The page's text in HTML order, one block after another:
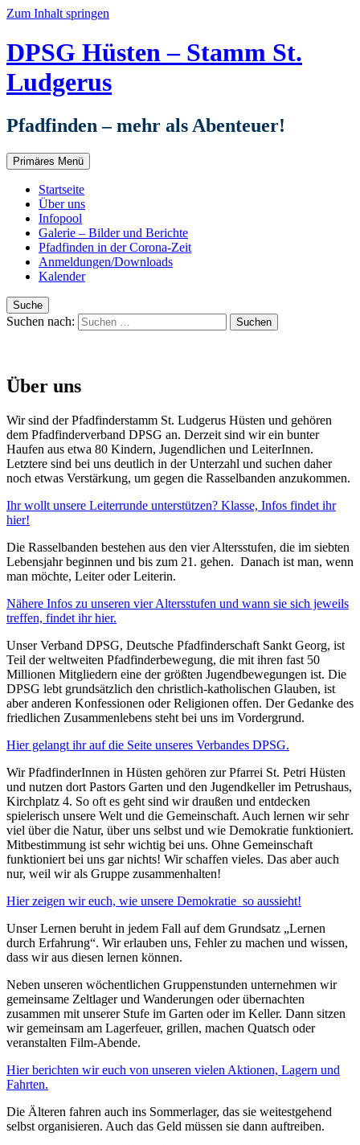
Zum Inhalt springen
DPSG Hüsten – Stamm St.
Ludgerus
Pfadfinden – mehr als Abenteuer!
Primäres Menü
Startseite
Über uns
Infopool
Galerie – Bilder und Berichte
Pfadfinden in der Corona-Zeit
Anmeldungen/Downloads
Kalender
Suche
Suchen nach:
Über uns
Wir sind der Pfadfinderstamm St. Ludgerus Hüsten und gehören
dem Pfadfinderverband DPSG an. Derzeit sind wir ein bunter
Haufen aus etwa 80 Kindern, Jugendlichen und LeiterInnen.
Letztere sind bei uns deutlich in der Unterzahl und suchen daher
noch etwas Verstärkung, um gegen die Rasselbanden anzukommen.
Ihr wollt unsere Leiterrunde unterstützen? Klasse, Infos findet ihr
hier!
Die Rasselbanden bestehen aus den vier Altersstufen, die im siebten
Lebensjahr beginnen und bis zum 21. gehen. Danach ist man, wenn
man möchte, Leiter oder Leiterin.
Nähere Infos zu unseren vier Altersstufen und wann sie sich jeweils
treffen, findet ihr hier.
Unser Verband DPSG, Deutsche Pfadfinderschaft Sankt Georg, ist
Teil der weltweiten Pfadfinderbewegung, die mit ihren fast 50
Millionen Mitgliedern eine der größten Jugendbewegungen ist. Die
DPSG lebt grundsätzlich den christlich-katholischen Glauben, ist
aber anderen Konfessionen oder Religionen offen. Der Gedanke des
friedlichen Zusammenlebens steht bei uns im Vordergrund.
Hier gelangt ihr auf die Seite unseres Verbandes DPSG.
Wir PfadfinderInnen in Hüsten gehören zur Pfarrei St. Petri Hüsten
und nutzen dort Pastors Garten und den Jugendkeller im Petrushaus,
Kirchplatz 4. So oft es geht sind wir draußen und entdecken
spielerisch unsere Welt und die Gemeinschaft. Auch lernen wir sehr
viel über die Natur, über uns selbst und wie Demokratie funktioniert.
Mitbestimmung ist sehr wichtig bei uns. Ohne Gemeinschaft
funktioniert bei uns gar nichts! Wir schaffen vieles. Das aber auch
nur, weil wir als Gruppe zusammenhalten!
Hier zeigen wir euch, wie unsere Demokratie so aussieht!
Unser Lernen beruht in jedem Fall auf dem Grundsatz „Lernen
durch Erfahrung“. Wir erlauben uns, Fehler zu machen und wissen,
dass wir aus diesen lernen können.
Neben unseren wöchentlichen Gruppenstunden unternehmen wir
gemeinsame Zeltlager und Wanderungen oder übernachten
zusammen mit unserer Stufe im Garten oder im Keller. Dann sitzen
wir gemeinsam am Lagerfeuer, grillen, machen Quatsch oder
veranstalten Film-Abende.
Hier berichten wir euch von unseren vielen Aktionen, Lagern und
Fahrten.
Die Älteren fahren auch ins Sommerlager, das sie weitestgehend
selbst organisieren. Auch das Geld müssen sie dann auftreiben.